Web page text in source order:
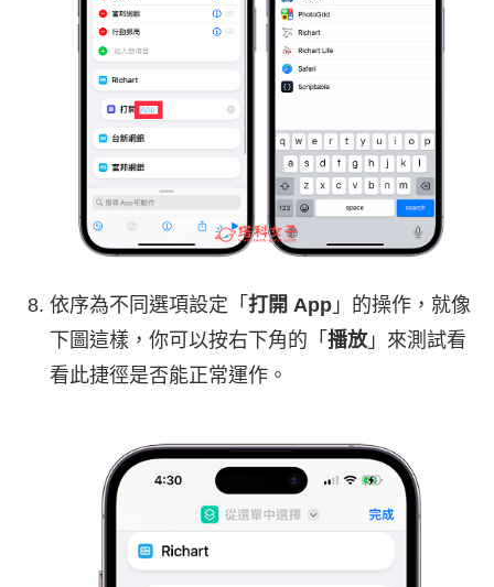
依序為不同選項設定「 打開 App 」的操作，就像
下圖這樣，你可以按右下角的「 播放」來測試看
看此捷徑是否能正常運作。